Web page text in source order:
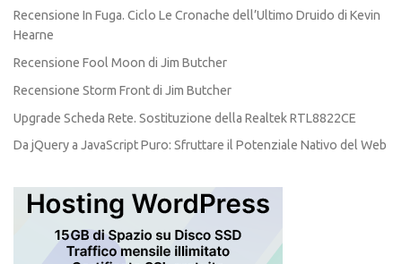
Recensione In Fuga. Ciclo Le Cronache dell’Ultimo Druido di Kevin
Hearne
Recensione Fool Moon di Jim Butcher
Recensione Storm Front di Jim Butcher
Upgrade Scheda Rete. Sostituzione della Realtek RTL8822CE
Da jQuery a JavaScript Puro: Sfruttare il Potenziale Nativo del Web